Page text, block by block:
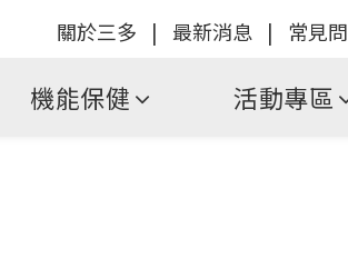
機能保健 活動專區
關於三多 | 最新消息 | 常見